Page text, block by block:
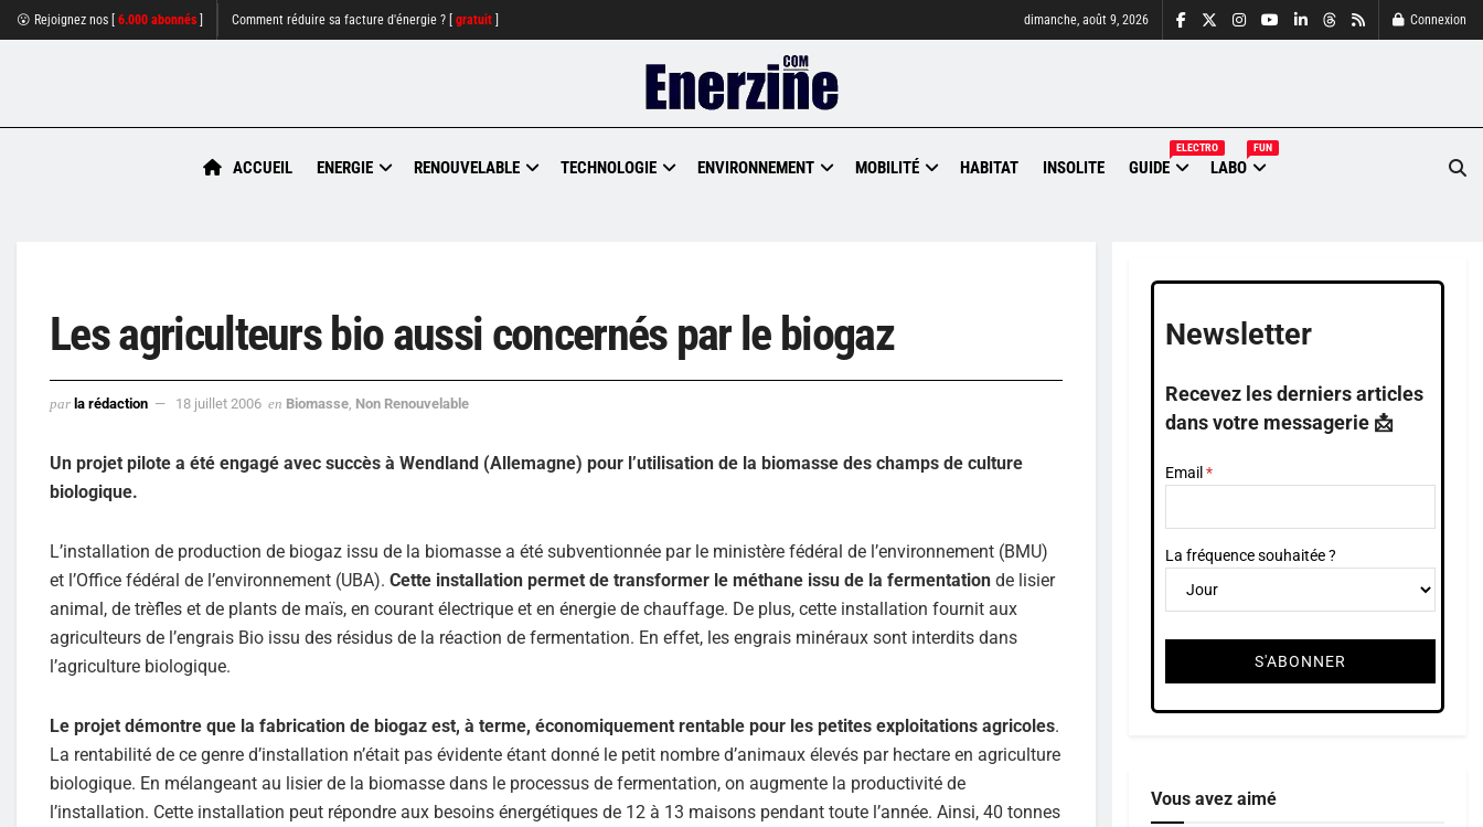
😮 Rejoignez nos [ 6.000 abonnés Comment réduire sa facture d'énergie ? [ gratuit dimanche, août 9, 2026 Connexion
ACCUEIL ENERGIE RENOUVELABLE TECHNOLOGIE ENVIRONNEMENT MOBILITÉ HABITAT INSOLITE GUIDE
ELECTRO
LABO
FUN
Les agriculteurs bio aussi concernés par le biogaz
par la rédaction 18 juillet 2006 en Biomasse Non Renouvelable
Un projet pilote a été engagé avec succès à Wendland (Allemagne) pour l’utilisation de la biomasse des champs de culture
biologique.
L’installation de production de biogaz issu de la biomasse a été subventionnée par le ministère fédéral de l’environnement (BMU)
et l’Office fédéral de l’environnement (UBA). Cette installation permet de transformer le méthane issu de la fermentation de lisier
animal, de trèfles et de plants de maïs, en courant électrique et en énergie de chauffage. De plus, cette installation fournit aux
agriculteurs de l’engrais Bio issu des résidus de la réaction de fermentation. En effet, les engrais minéraux sont interdits dans
l’agriculture biologique.
Le projet démontre que la fabrication de biogaz est, à terme, économiquement rentable pour les petites exploitations agricoles.
La rentabilité de ce genre d’installation n’était pas évidente étant donné le petit nombre d’animaux élevés par hectare en agriculture
biologique. En mélangeant au lisier de la biomasse dans le processus de fermentation, on augmente la productivité de
l’installation. Cette installation peut répondre aux besoins énergétiques de 12 à 13 maisons pendant toute l’année. Ainsi, 40 tonnes
Newsletter
Recevez les derniers articles
dans votre messagerie 📩
Email
La fréquence souhaitée ?
Vous avez aimé